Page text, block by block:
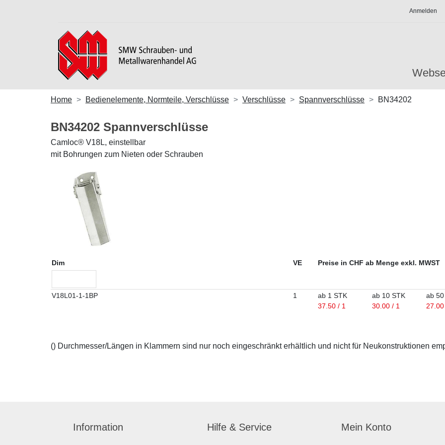
Anmelden
Home Bedienelemente, Normteile, Verschlüsse Verschlüsse Spannverschlüsse BN34202
BN34202 Spannverschlüsse
Camloc® V18L, einstellbar
mit Bohrungen zum Nieten oder Schrauben
Dim VE Preise in CHF ab Menge exkl. MWST
V18L01-1-1BP 1
ab 1 STK
37.50 / 1
ab 10 STK
30.00 / 1
ab
27.00
() Durchmesser/Längen in Klammern sind nur noch eingeschränkt erhältlich und nicht für Neukonstruktionen
Information Hilfe & Service Mein Konto